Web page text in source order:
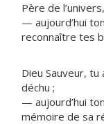
Père de
— aujourd’hui
reconnaître tes
Dieu Sauveur, tu
déchu ;
— aujourd’hui
mémoire de sa